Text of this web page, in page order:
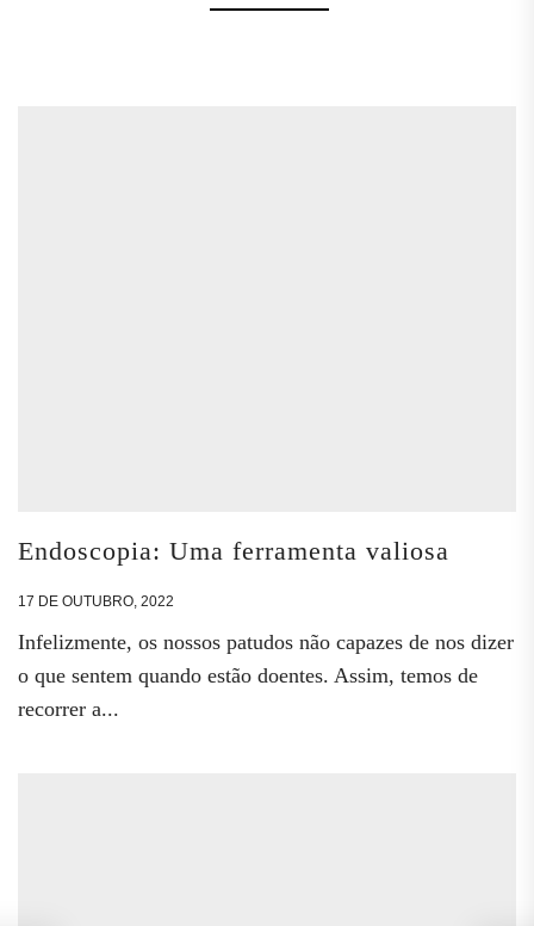
Endoscopia: Uma ferramenta valiosa
17 DE OUTUBRO, 2022
Infelizmente, os nossos patudos não capazes de nos dizer
o que sentem quando estão doentes. Assim, temos de
recorrer a...